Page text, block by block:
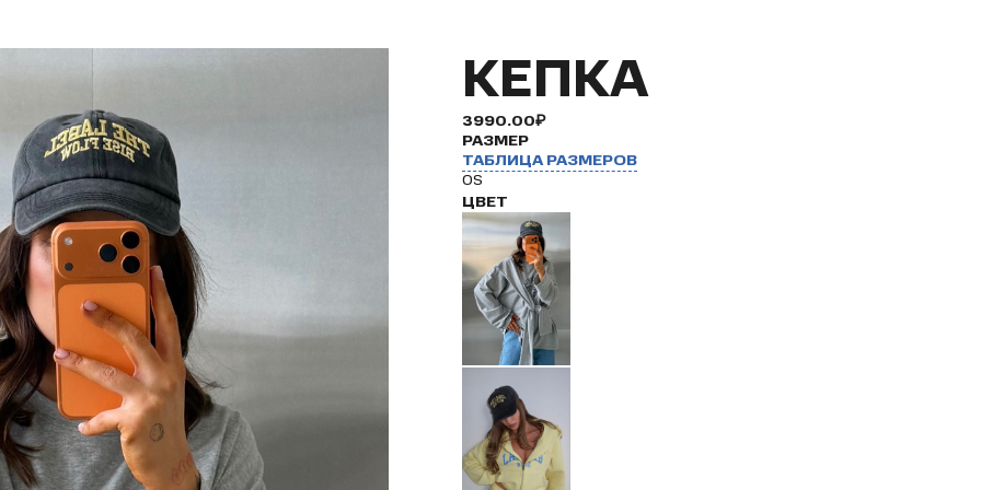
КЕПКА
3990.00₽
РАЗМЕР
ТАБЛИЦА РАЗМЕРОВ
OS
ЦВЕТ